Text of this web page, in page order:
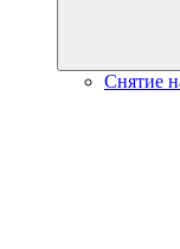
Снятие